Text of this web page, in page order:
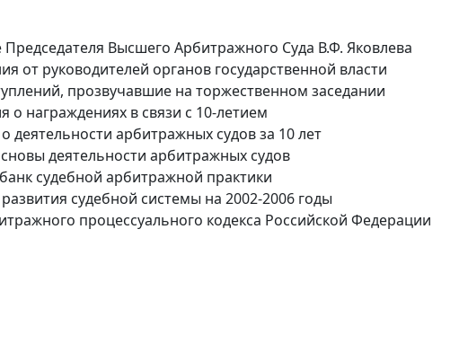
Высшего Арбитражного Суда В.Ф. Яковлева
от руководителей органов государственной власти
прозвучавшие на торжественном заседании
о награждениях в связи с 10-летием
деятельности арбитражных судов за 10 лет
деятельности арбитражных судов
судебной арбитражной практики
судебной системы на 2002-2006 годы
процессуального кодекса Российской Федерации